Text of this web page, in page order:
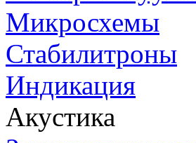
Микросхемы
Стабилитроны
Индикация
Акустика